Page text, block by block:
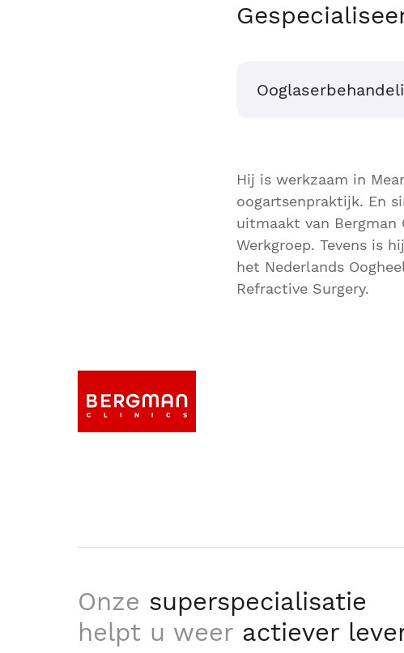
Hij is werkzaam in
oogartsenpraktijk. En
uitmaakt van Bergman
Werkgroep. Tevens is
het Nederlands
Refractive Surgery.
Onze superspecialisatie
helpt u weer actiever